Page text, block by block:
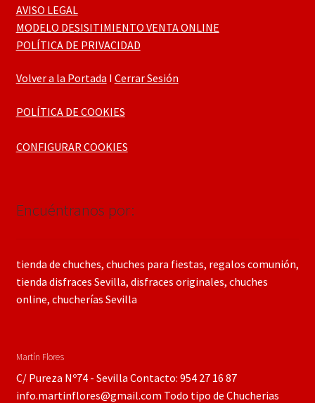
AVISO LEGAL
MODELO DESISITIMIENTO VENTA ONLINE
POLÍTICA DE PRIVACIDAD
Volver a la Portada I Cerrar Sesión
POLÍTICA DE COOKIES
CONFIGURAR COOKIES
Encuéntranos por:
tienda de chuches, chuches para fiestas, regalos comunión,
tienda disfraces Sevilla, disfraces originales, chuches
online, chucherías Sevilla
Martín Flores
C/ Pureza Nº74 - Sevilla Contacto: 954 27 16 87
info.martinflores@gmail.com Todo tipo de Chucherias